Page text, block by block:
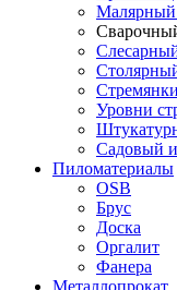
Малярный
Стремянки
Уровни
Садовый
Пиломатериалы
OSB
Брус
Доска
Оргалит
Фанера
Металлопрокат